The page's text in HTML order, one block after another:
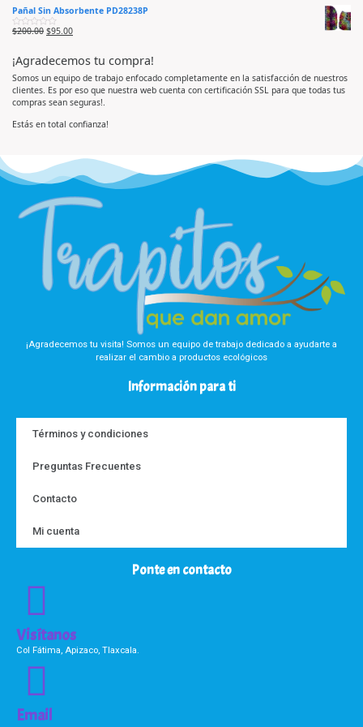
e
5
o
e
n
0
5
l
o
r
a
e
n
0
d
e
5
Pañal Sin Absorbente PD28238P
V
o
r
a
d
o
n
d
$200.00 $95.00
¡Agradecemos tu compra!
Somos un equipo de trabajo enfocado completamente en la satisfacción de nuestros
clientes. Es por eso que nuestra web cuenta con certificación SSL para que todas tus
compras sean seguras!.
Estás en total confianza!
¡Agradecemos tu visita! Somos un equipo de trabajo dedicado a ayudarte a
realizar el cambio a productos ecológicos
Información para ti
Términos y condiciones
Preguntas Frecuentes
Contacto
Mi cuenta
Ponte en contacto
Visítanos
Col Fátima, Apizaco, Tlaxcala.
Email